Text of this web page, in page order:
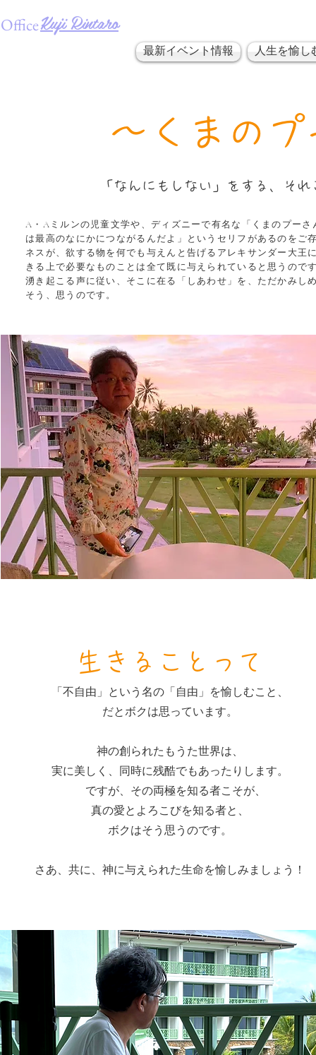
​Kuji Rintaro
Office
最新イベント情報 人生を愉し
〜くまの
「なんにもしない」をする、そ
A・Aミルンの児童文学や、ディズニーで有名な「くまのプー
は最高のなにかにつながるんだよ」というセリフがあるのを
ネスが、欲する物を何でも与えんと告げるアレキサンダー大
きる上で必要なものことは全て既に与えられていると思うの
湧き起こる声に従い、そこに在る「しあわせ」を、ただかみ
そう、思うのです。
​生きることって
「不自由」という名の「自由」を愉しむこと、
だとボクは思っています。
神の創られたもうた世界は、
実に美しく、同時に残酷でもあったりします。
ですが、その両極を知る者こそが、
真の愛とよろこびを知る者と、
ボクはそう思うのです。
​さあ、共に、神に与えられた生命を愉しみましょう！